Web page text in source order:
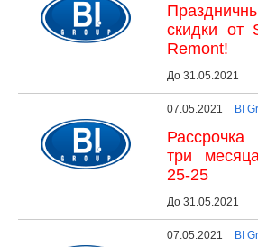
скидки от
Remont!
До 31.05.2021
07.05.2021 BI
три
25-25
До 31.05.2021
07.05.2021 BI